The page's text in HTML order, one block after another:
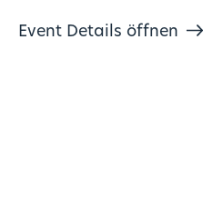
Event Details öffnen